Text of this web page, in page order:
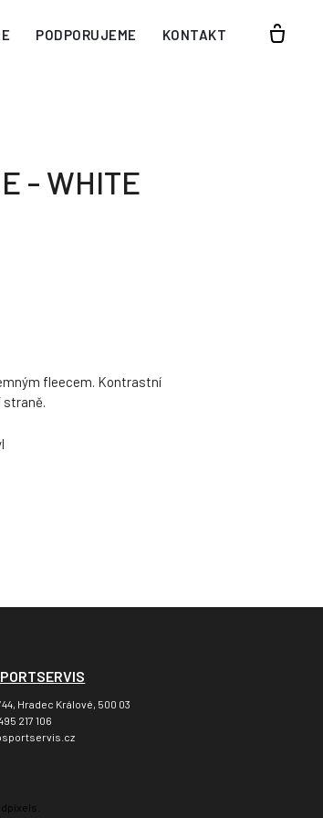
PODPORUJEME KONTAKT
- WHITE
fleecem. Kontrastní
straně.
Hradec Králové, 500 03
217 106